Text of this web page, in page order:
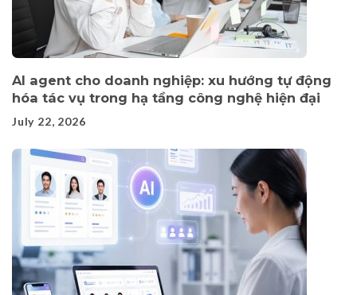
AI agent cho doanh nghiệp: xu hướng tự động
hóa tác vụ trong hạ tầng công nghệ hiện đại
July 22, 2026